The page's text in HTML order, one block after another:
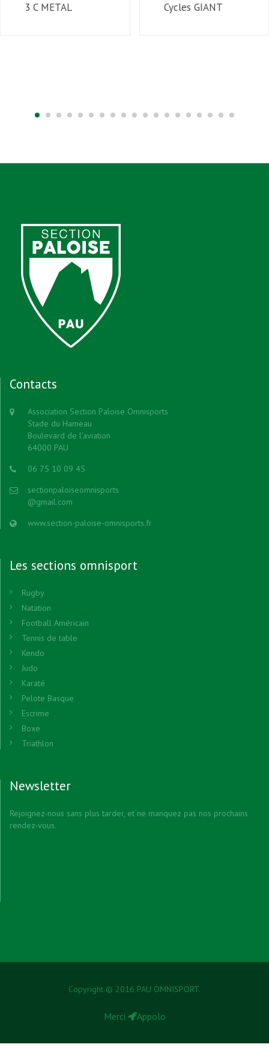
3 C METAL Cycles GIANT
Contacts
Association Section Paloise Omnisports
Stade du Hameau
Boulevard de l'aviation
64000 PAU
06 75 10 09 45
sectionpaloiseomnisports
@gmail.com
www.section-paloise-omnisports.fr
Les sections omnisport
Rugby
Natation
Football Américain
Tennis de table
Kendo
Judo
Karaté
Pelote Basque
Escrime
Boxe
Triathlon
Newsletter
Rejoignez-nous sans plus tarder, et ne manquez pas nos prochains
rendez-vous.
Copyright © 2016 PAU OMNISPORT.
Merci Appolo